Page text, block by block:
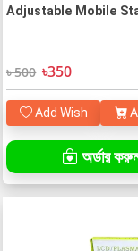
Adjustable Mobile
৳ 500 ৳350
Add Wish
অর্ডার